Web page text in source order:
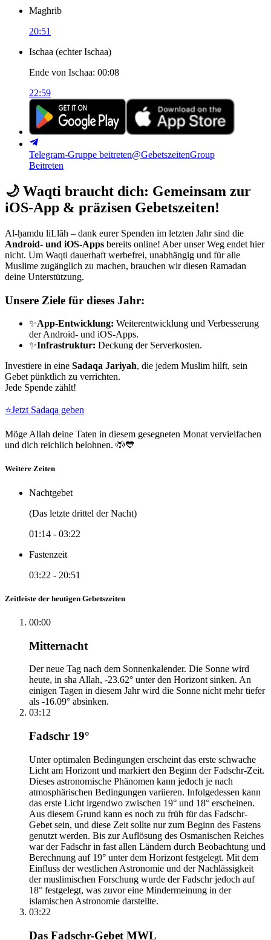
Maghrib
20:51
Ischaa (echter Ischaa)
Ende von Ischaa: 00:08
22:59
Telegram-Gruppe beitreten@GebetszeitenGroup
Beitreten
🌙 Waqti braucht dich: Gemeinsam zur
iOS-App & präzisen Gebetszeiten!
Al-ḥamdu liLlāh – dank eurer Spenden im letzten Jahr sind die
Android- und iOS-Apps bereits online! Aber unser Weg endet hier
nicht. Um Waqti dauerhaft werbefrei, unabhängig und für alle
Muslime zugänglich zu machen, brauchen wir diesen Ramadan
deine Unterstützung.
Unsere Ziele für dieses Jahr:
✨App-Entwicklung: Weiterentwicklung und Verbesserung
der Android- und iOS-Apps.
✨Infrastruktur: Deckung der Serverkosten.
Investiere in eine Sadaqa Jariyah, die jedem Muslim hilft, sein
Gebet pünktlich zu verrichten.
Jede Spende zählt!
⭐Jetzt Sadaqa geben
Möge Allah deine Taten in diesem gesegneten Monat vervielfachen
und dich reichlich belohnen. 🤲💙
Weitere Zeiten
Nachtgebet
(Das letzte drittel der Nacht)
01:14 - 03:22
Fastenzeit
03:22 - 20:51
Zeitleiste der heutigen Gebetszeiten
00:00
Mitternacht
Der neue Tag nach dem Sonnenkalender. Die Sonne wird
heute, in sha Allah, -23.62° unter den Horizont sinken. An
einigen Tagen in diesem Jahr wird die Sonne nicht mehr tiefer
als -16.09° absinken.
03:12
Fadschr 19°
Unter optimalen Bedingungen erscheint das erste schwache
Licht am Horizont und markiert den Beginn der Fadschr-Zeit.
Dieses astronomische Phänomen kann jedoch je nach
atmosphärischen Bedingungen variieren. Infolgedessen kann
das erste Licht irgendwo zwischen 19° und 18° erscheinen.
Aus diesem Grund kann es noch zu früh für das Fadschr-
Gebet sein, und diese Zeit sollte nur zum Beginn des Fastens
genutzt werden. Bis zur Auflösung des Osmanischen Reiches
war der Fadschr in fast allen Ländern durch Beobachtung und
Berechnung auf 19° unter dem Horizont festgelegt. Mit dem
Einfluss der westlichen Astronomie und der Nachlässigkeit
der muslimischen Forschung wurde der Fadschr jedoch auf
18° festgelegt, was zuvor eine Mindermeinung in der
islamischen Astronomie darstellte.
03:22
Das Fadschr-Gebet MWL